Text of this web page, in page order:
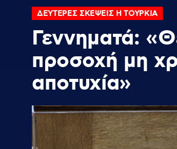
ΔΕΥΤΕΡΕΣ ΣΚΕΨΕΙΣ Η ΤΟΥΡΚΙΑ
Γεννηματά:
προσοχή μη
αποτυχία»